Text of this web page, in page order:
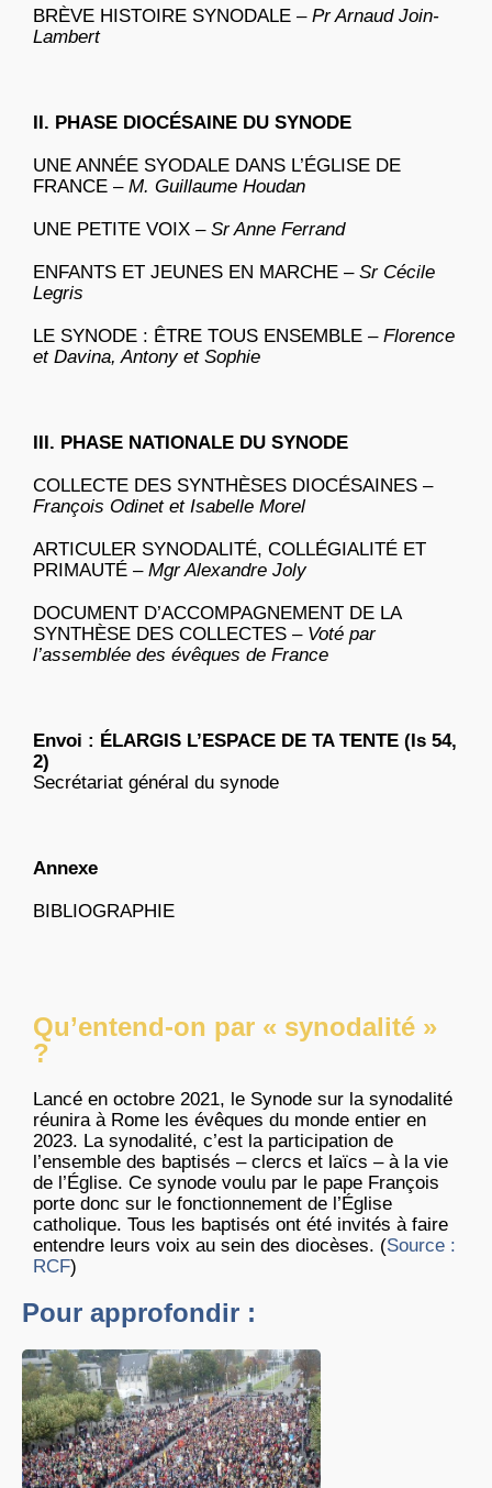
BRÈVE HISTOIRE SYNODALE –Pr Arnaud Join-
Lambert
II. PHASE DIOCÉSAINE DU SYNODE
UNE ANNÉE SYODALE DANS L’ÉGLISE DE
FRANCE – M. Guillaume Houdan
UNE PETITE VOIX – Sr Anne Ferrand
ENFANTS ET JEUNES EN MARCHE – Sr Cécile
Legris
LE SYNODE : ÊTRE TOUS ENSEMBLE – Florence
et Davina, Antony et Sophie
III. PHASE NATIONALE DU SYNODE
COLLECTE DES SYNTHÈSES DIOCÉSAINES –
François Odinet et Isabelle Morel
ARTICULER SYNODALITÉ, COLLÉGIALITÉ ET
PRIMAUTÉ – Mgr Alexandre Joly
DOCUMENT D’ACCOMPAGNEMENT DE LA
SYNTHÈSE DES COLLECTES – Voté par
l’assemblée des évêques de France
Envoi : ÉLARGIS L’ESPACE DE TA TENTE (Is 54,
2)
Secrétariat général du synode
Annexe
BIBLIOGRAPHIE
Qu’entend-on par « synodalité »
?
Lancé en octobre 2021, le Synode sur la synodalité
réunira à Rome les évêques du monde entier en
2023. La synodalité, c’est la participation de
l’ensemble des baptisés – clercs et laïcs – à la vie
de l’Église. Ce synode voulu par le pape François
porte donc sur le fonctionnement de l’Église
catholique. Tous les baptisés ont été invités à faire
entendre leurs voix au sein des diocèses. (Source :
RCF)
Pour approfondir :